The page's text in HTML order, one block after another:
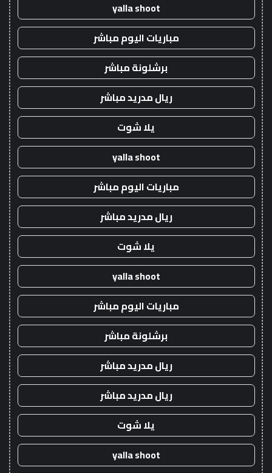
yalla shoot
مباريات اليوم مباشر
برشلونة مباشر
ريال مدريد مباشر
يلا شوت
yalla shoot
مباريات اليوم مباشر
ريال مدريد مباشر
يلا شوت
yalla shoot
مباريات اليوم مباشر
برشلونة مباشر
ريال مدريد مباشر
ريال مدريد مباشر
يلا شوت
yalla shoot